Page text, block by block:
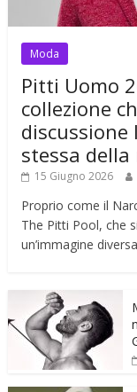
Moda
Pitti Uomo
collezione
discussione
stessa
15 Giugno 2026
Proprio come il
The Pitti Pool, che
un’immagine